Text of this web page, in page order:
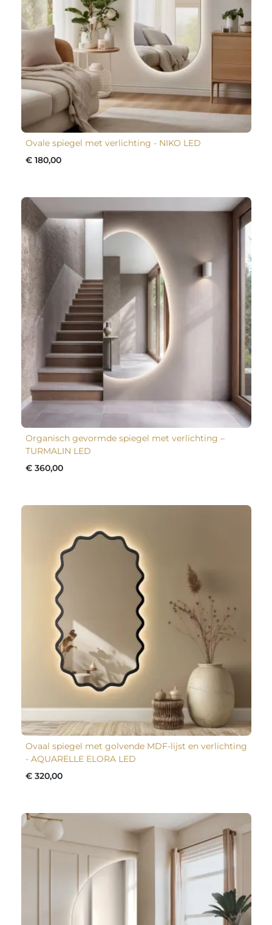
Ovale spiegel met verlichting - NIKO LED
€ 180,00
Organisch gevormde spiegel met verlichting –
TURMALIN LED
€ 360,00
Ovaal spiegel met golvende MDF-lijst en verlichting
- AQUARELLE ELORA LED
€ 320,00